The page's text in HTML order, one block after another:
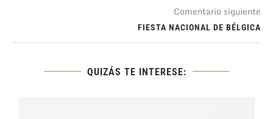
Comentario siguiente
FIESTA NACIONAL DE BÉLGICA
QUIZÁS TE INTERESE: